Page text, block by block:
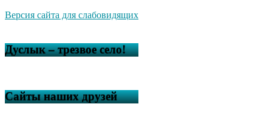
Версия сайта для слабовидящих
Дуслык – трезвое село!
Сайты наших друзей